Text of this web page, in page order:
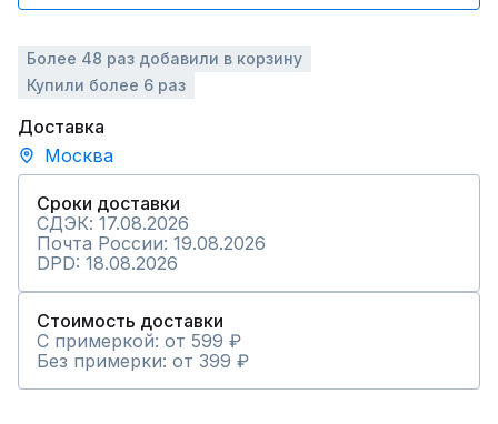
Более 48 раз добавили в корзину
Купили более 6 раз
Доставка
Москва
Сроки доставки
СДЭК: 17.08.2026
Почта России: 19.08.2026
DPD: 18.08.2026
Стоимость доставки
С примеркой: от 599 ₽
Без примерки: от 399 ₽